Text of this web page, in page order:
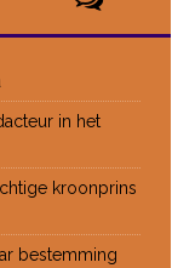
in het
kroonprins
bestemming